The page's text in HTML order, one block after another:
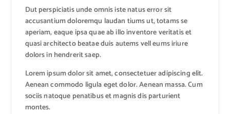
Dut perspiciatis unde omnis iste natus error sit
accusantium doloremqu laudan tiums ut, totams se
aperiam, eaque ipsa quae ab illo inventore veritatis et
quasi architecto beatae duis autems vell eums iriure
dolors in hendrerit saep.
Lorem ipsum dolor sit amet, consectetuer adipiscing elit.
Aenean commodo ligula eget dolor. Aenean massa. Cum
sociis natoque penatibus et magnis dis parturient
montes.